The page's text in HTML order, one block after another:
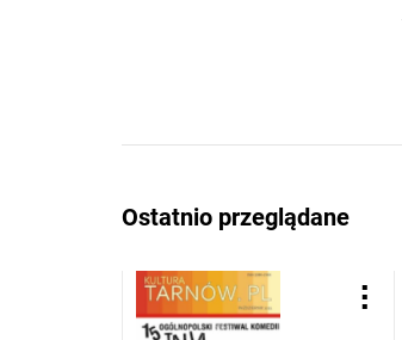
Ostatnio przeglądane